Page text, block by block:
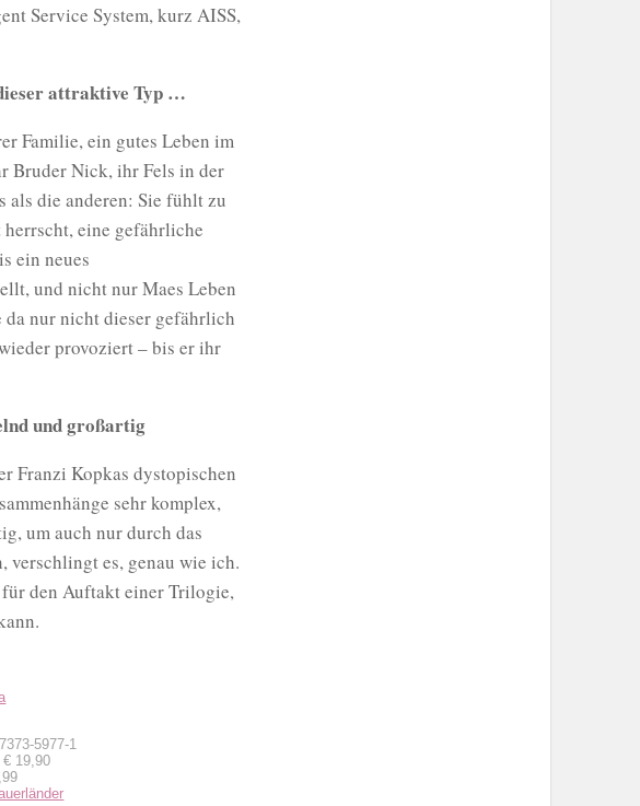
Service System, kurz AISS,
attraktive Typ …
Familie, ein gutes Leben im
Bruder Nick, ihr Fels in der
als die anderen: Sie fühlt zu
eine gefährliche
ein neues
und nicht nur Maes Leben
nur nicht dieser gefährlich
provoziert – bis er ihr
und großartig
Franzi Kopkas dystopischen
sehr komplex,
um auch nur durch das
verschlingt es, genau wie ich.
den Auftakt einer Trilogie,
5977-1
€ 19,90